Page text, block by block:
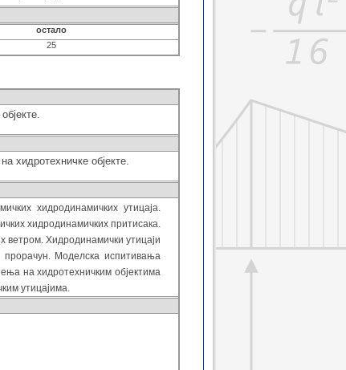
конструкције - н...
остало
25
хидротехничке објекте.
хидродинамичких утицаја.
хидродинамичких притисака.
ветром. Хидродинамички утицаји
прорачун. Моделска испитивања
на хидротехничким објектима
утицајима.